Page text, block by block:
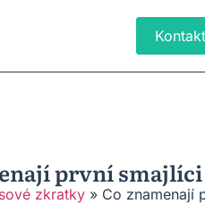
Kontakt
první
zkratky » Co znamenají